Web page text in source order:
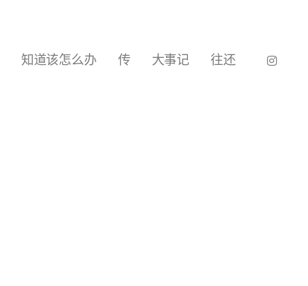
知道该怎么办 传 大事记 往还